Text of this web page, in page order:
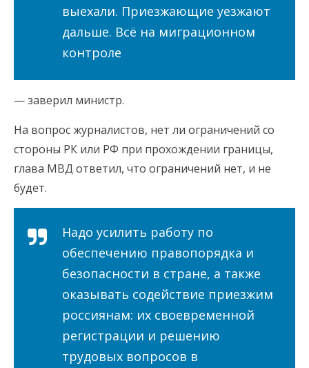
выехали. Приезжающие уезжают
дальше. Всё на миграционном
контроле
— заверил министр.
На вопрос журналистов, нет ли ограничений со
стороны РК или РФ при прохождении границы,
глава МВД ответил, что ограничений нет, и не
будет.
Надо усилить работу по
обеспечению правопорядка и
безопасности в стране, а также
оказывать содействие приезжим
россиянам: их своевременной
регистрации и решению
трудовых вопросов в